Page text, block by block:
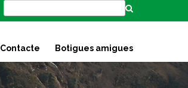
Contacte Botigues amigues